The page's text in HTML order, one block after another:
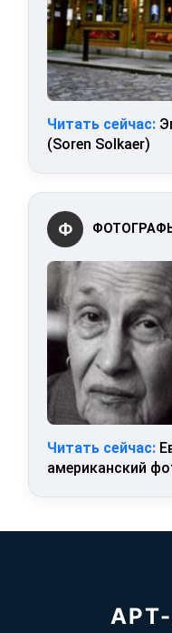
Читать сейчас:
(Soren Solkaer)
Ф
Читать сейчас:
американский